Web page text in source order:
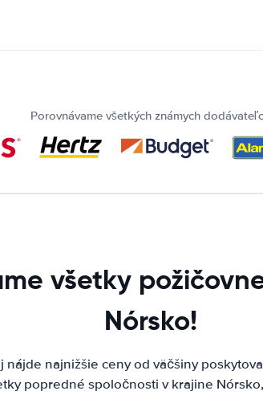
Porovnávame všetkých známych
všetky
Nórsko!
nájde najnižšie ceny od väčšiny
popredné spoločnosti v krajine